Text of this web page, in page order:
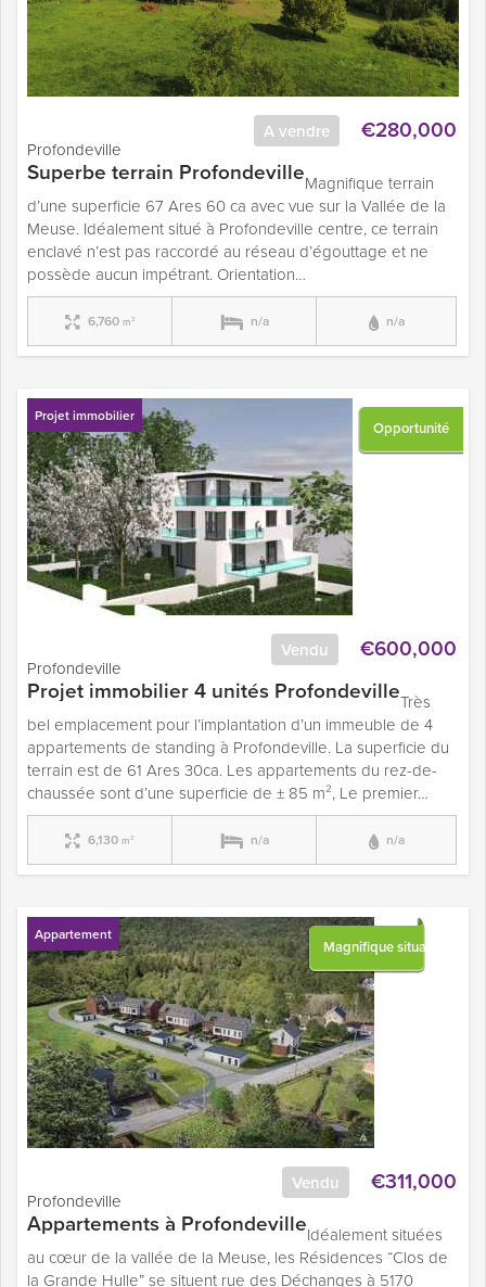
€280,000
A vendre
Superbe terrain Profondeville
Profondeville
Magnifique terrain
d’une superficie 67 Ares 60 ca avec vue sur la Vallée de la
Meuse. Idéalement situé à Profondeville centre, ce terrain
enclavé n’est pas raccordé au réseau d’égouttage et ne
possède aucun impétrant. Orientation…
6,760 m² n/a n/a
Opportunité
Projet immobilier
€600,000
Vendu
Projet immobilier 4 unités Profondeville
Profondeville
Très
bel emplacement pour l’implantation d’un immeuble de 4
appartements de standing à Profondeville. La superficie du
terrain est de 61 Ares 30ca. Les appartements du rez-de-
chaussée sont d’une superficie de ± 85 m², Le premier…
6,130 m² n/a n/a
Magnifique situation
Appartement
€311,000
Vendu
Appartements à Profondeville
Profondeville
Idéalement situées
au cœur de la vallée de la Meuse, les Résidences “Clos de
la Grande Hulle” se situent rue des Déchanges à 5170